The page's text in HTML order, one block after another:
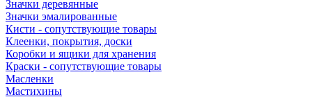
Значки деревянные
Значки эмалированные
Кисти - сопутствующие товары
Клеенки, покрытия, доски
Коробки и ящики для хранения
Краски - сопутствующие товары
Масленки
Мастихины